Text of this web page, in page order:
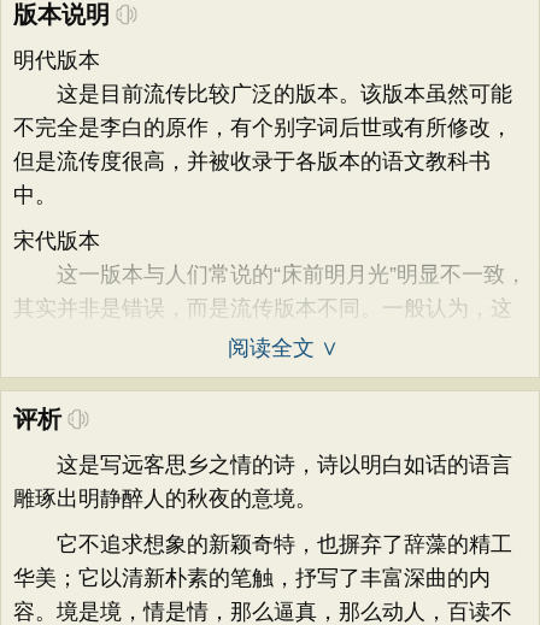
版本说明
明代版本
这是目前流传比较广泛的版本。该版本虽然可能
不完全是李白的原作，有个别字词后世或有所修改，
但是流传度很高，并被收录于各版本的语文教科书
中。
宋代版本
这一版本与人们常说的“床前明月光”明显不一致，
其实并非是错误，而是流传版本不同。一般认为，这
阅读全文 ∨
评析
这是写远客思乡之情的诗，诗以明白如话的语言
雕琢出明静醉人的秋夜的意境。
它不追求想象的新颖奇特，也摒弃了辞藻的精工
华美；它以清新朴素的笔触，抒写了丰富深曲的内
容。境是境，情是情，那么逼真，那么动人，百读不